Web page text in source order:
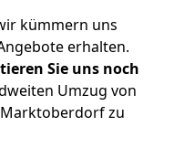
kümmern uns
erhalten.
Sie uns noch
Umzug von
zu